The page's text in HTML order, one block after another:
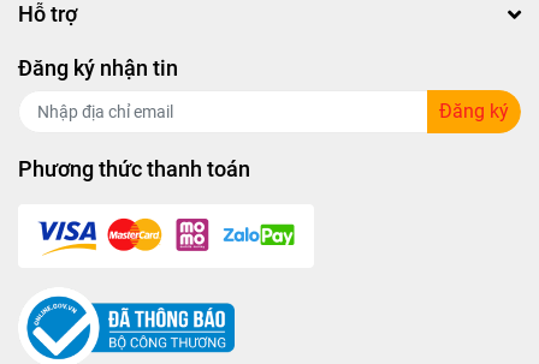
Hỗ trợ
Đăng ký nhận tin
Đăng ký
Phương thức thanh toán